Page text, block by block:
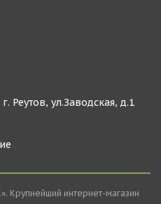
Реутов, ул.Заводская, д.1
Крупнейший интернет-магазин